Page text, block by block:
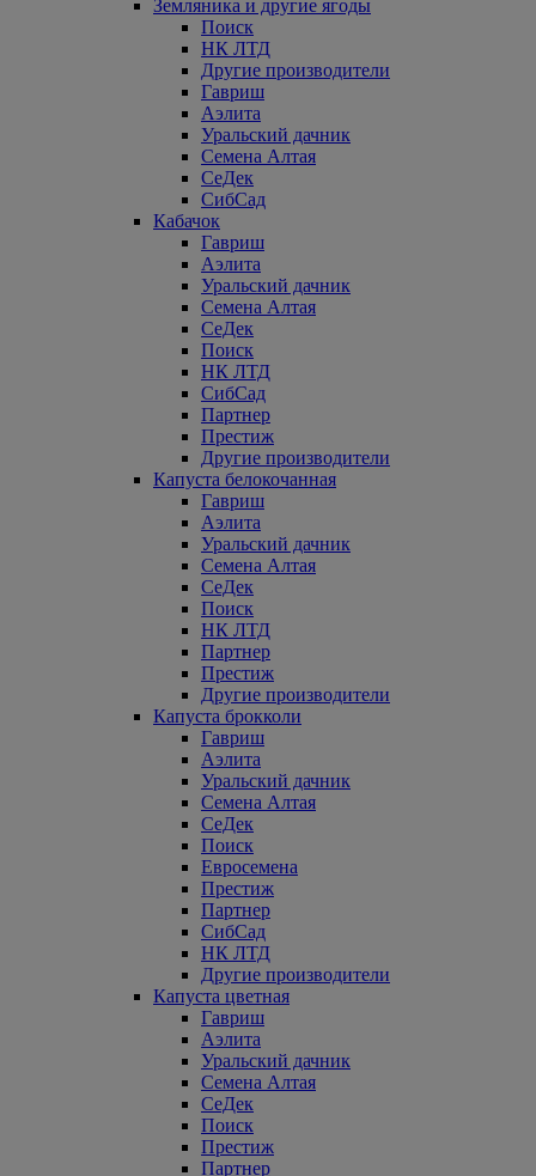
Земляника и другие ягоды
Поиск
НК ЛТД
Другие производители
Гавриш
Аэлита
Уральский дачник
Семена Алтая
СеДек
СибСад
Кабачок
Гавриш
Аэлита
Уральский дачник
Семена Алтая
СеДек
Поиск
НК ЛТД
СибСад
Партнер
Престиж
Другие производители
Капуста белокочанная
Гавриш
Аэлита
Уральский дачник
Семена Алтая
СеДек
Поиск
НК ЛТД
Партнер
Престиж
Другие производители
Капуста брокколи
Гавриш
Аэлита
Уральский дачник
Семена Алтая
СеДек
Поиск
Евросемена
Престиж
Партнер
СибСад
НК ЛТД
Другие производители
Капуста цветная
Гавриш
Аэлита
Уральский дачник
Семена Алтая
СеДек
Поиск
Престиж
Партнер